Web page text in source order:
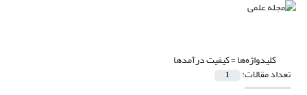
کلیدواژه‌ها =کیفیت درآمدها
تعداد مقالات: 1